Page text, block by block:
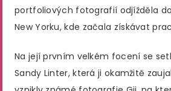
portfoliových fotografií odjížděla do
New Yorku, kde začala získávat
Na její prvním velkém focení se
Sandy Linter, která ji okamžitě